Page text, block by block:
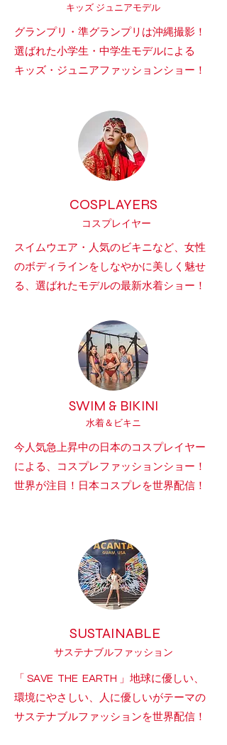
キッズ ジュニアモデル
グランプリ・準グランプリは沖縄撮影！
選ばれた小学生・中学生モデルによる
キッズ・ジュニアファッションショー！
COSPLAYERS
コスプレイヤー
​スイムウエア・人気のビキニなど、女性
のボディラインをしなやかに美しく魅せ
る、選ばれたモデルの最新水着ショー ！
SWIM & BIKINI
水着＆ビキニ
今人気急上昇中の日本のコスプレイヤー
による、コスプレファッションショー！
世界が注目！日本コスプレを世界配信！
SUSTAINABLE
サステナブルファッション
「 SAVE THE EARTH 」地球に優しい、
環境にやさしい、人に優しいがテーマの
サステナブルファッションを世界配信！